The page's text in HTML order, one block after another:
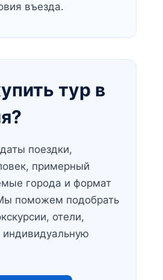
въезда.
тур в
поездки,
примерный
города и формат
поможем подобрать
отели,